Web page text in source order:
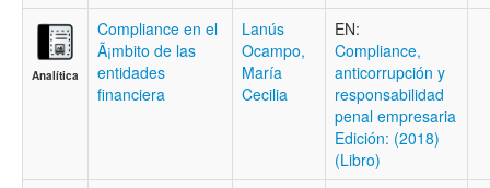
Analítica
Compliance en el
Ã¡mbito de las
entidades
financiera
Lanús
Ocampo,
María
Cecilia
EN:
Compliance,
anticorrupción y
responsabilidad
penal empresaria
Edición: (2018)
(Libro)